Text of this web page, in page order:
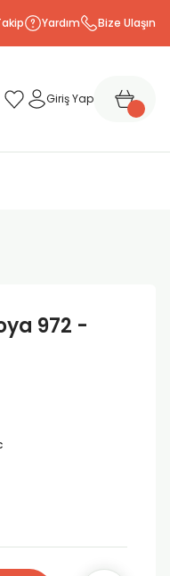
Yardım Bize Ulaşın
Giriş Yap
972 -